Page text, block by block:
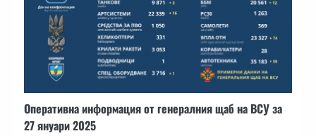
Оперативна информация от генералния щаб на ВСУ за
27 януари 2025